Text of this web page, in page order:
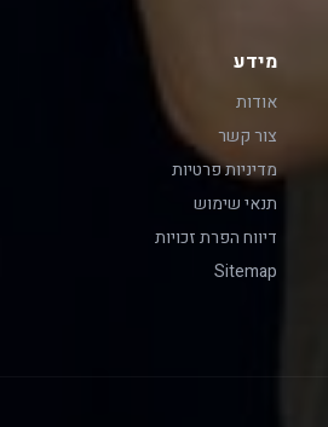
מידע
אודות
צור קשר
מדיניות פרטיות
תנאי שימוש
דיווח הפרת זכויות
Sitemap